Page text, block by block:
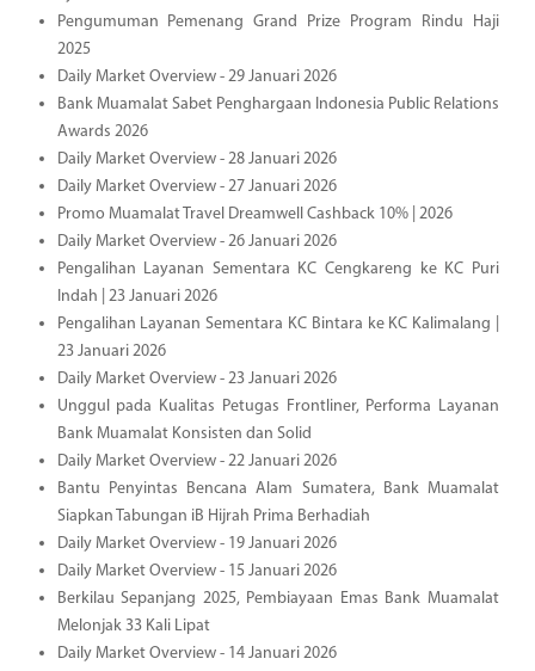
Pengumuman Pemenang Grand Prize Program Rindu Haji
2025
Daily Market Overview - 29 Januari 2026
Bank Muamalat Sabet Penghargaan Indonesia Public Relations
Awards 2026
Daily Market Overview - 28 Januari 2026
Daily Market Overview - 27 Januari 2026
Promo Muamalat Travel Dreamwell Cashback 10% | 2026
Daily Market Overview - 26 Januari 2026
Pengalihan Layanan Sementara KC Cengkareng ke KC Puri
Indah | 23 Januari 2026
Pengalihan Layanan Sementara KC Bintara ke KC Kalimalang |
23 Januari 2026
Daily Market Overview - 23 Januari 2026
Unggul pada Kualitas Petugas Frontliner, Performa Layanan
Bank Muamalat Konsisten dan Solid
Daily Market Overview - 22 Januari 2026
Bantu Penyintas Bencana Alam Sumatera, Bank Muamalat
Siapkan Tabungan iB Hijrah Prima Berhadiah
Daily Market Overview - 19 Januari 2026
Daily Market Overview - 15 Januari 2026
Berkilau Sepanjang 2025, Pembiayaan Emas Bank Muamalat
Melonjak 33 Kali Lipat
Daily Market Overview - 14 Januari 2026